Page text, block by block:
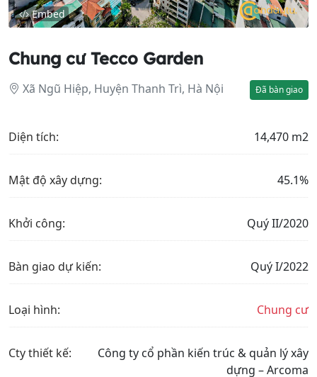
Embed
Chung cư Tecco Garden
Xã Ngũ Hiệp, Huyện Thanh Trì, Hà Nội Đã bàn giao
Diện tích: 14,470 m2
Mật độ xây dựng: 45.1%
Khởi công: Quý II/2020
Bàn giao dự kiến: Quý I/2022
Loại hình: Chung cư
Cty thiết kế:
Công ty cổ phần kiến trúc & quản lý xây
dựng – Arcoma